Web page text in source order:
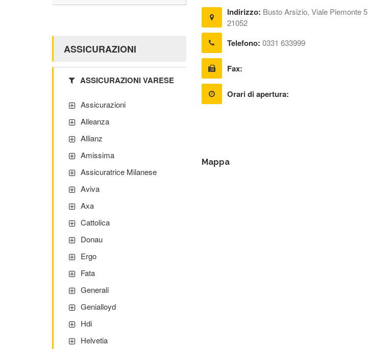
Indirizzo: Busto Arsizio, Viale Piemonte 5
21052
Telefono: 0331 633999
Fax:
Orari di apertura:
Mappa
ASSICURAZIONI
ASSICURAZIONI VARESE
Assicurazioni
Alleanza
Allianz
Amissima
Assicuratrice Milanese
Aviva
Axa
Cattolica
Donau
Ergo
Fata
Generali
Genialloyd
Hdi
Helvetia